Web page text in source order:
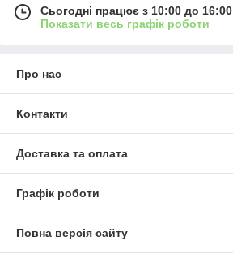
Сьогодні працює з 10:00 до 16:00
Показати весь графік роботи
Про нас
Контакти
Доставка та оплата
Графік роботи
Повна версія сайту